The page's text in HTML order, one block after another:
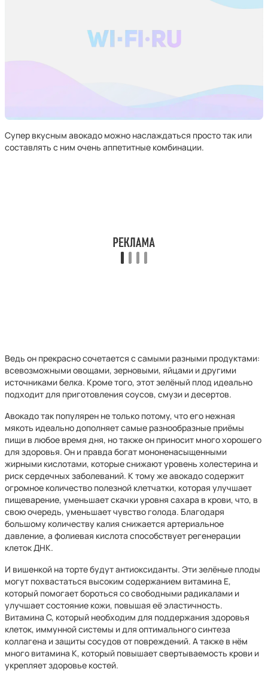
Супер вкусным авокадо можно наслаждаться просто так или
составлять с ним очень аппетитные комбинации.
Ведь он прекрасно сочетается с самыми разными продуктами:
всевозможными овощами, зерновыми, яйцами и другими
источниками белка. Кроме того, этот зелёный плод идеально
подходит для приготовления соусов, смузи и десертов.
Авокадо так популярен не только потому, что его нежная
мякоть идеально дополняет самые разнообразные приёмы
пищи в любое время дня, но также он приносит много хорошего
для здоровья. Он и правда богат мононенасыщенными
жирными кислотами, которые снижают уровень холестерина и
риск сердечных заболеваний. К тому же авокадо содержит
огромное количество полезной клетчатки, которая улучшает
пищеварение, уменьшает скачки уровня сахара в крови, что, в
свою очередь, уменьшает чувство голода. Благодаря
большому количеству калия снижается артериальное
давление, а фолиевая кислота способствует регенерации
клеток ДНК.
И вишенкой на торте будут антиоксиданты. Эти зелёные плоды
могут похвастаться высоким содержанием витамина Е,
который помогает бороться со свободными радикалами и
улучшает состояние кожи, повышая её эластичность.
Витамина С, который необходим для поддержания здоровья
клеток, иммунной системы и для оптимального синтеза
коллагена и защиты сосудов от повреждений. А также в нём
много витамина К, который повышает свертываемость крови и
укрепляет здоровье костей.